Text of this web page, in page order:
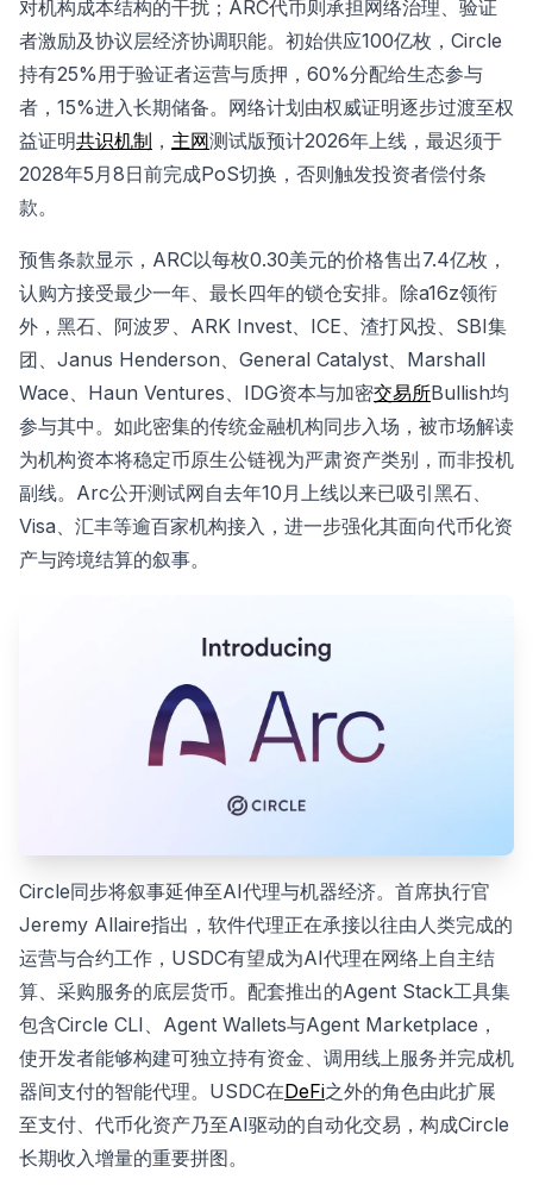
对机构成本结构的干扰；ARC代币则承担网络治理、验证
者激励及协议层经济协调职能。初始供应100亿枚，Circle
持有25%用于验证者运营与质押，60%分配给生态参与
者，15%进入长期储备。网络计划由权威证明逐步过渡至权
益证明共识机制 ， 主网测试版预计2026年上线，最迟须于
2028年5月8日前完成PoS切换，否则触发投资者偿付条
款。
预售条款显示，ARC以每枚0.30美元的价格售出7.4亿枚，
认购方接受最少一年、最长四年的锁仓安排。除a16z领衔
外，黑石、阿波罗、ARK Invest、ICE、渣打风投、SBI集
团、Janus Henderson、General Catalyst、Marshall
Wace、Haun Ventures、IDG资本与加密交易所Bullish均
参与其中。如此密集的传统金融机构同步入场，被市场解读
为机构资本将稳定币原生公链视为严肃资产类别，而非投机
副线。Arc公开测试网自去年10月上线以来已吸引黑石、
Visa、汇丰等逾百家机构接入，进一步强化其面向代币化资
产与跨境结算的叙事。
Circle同步将叙事延伸至AI代理与机器经济。首席执行官
Jeremy Allaire指出，软件代理正在承接以往由人类完成的
运营与合约工作，USDC有望成为AI代理在网络上自主结
算、采购服务的底层货币。配套推出的Agent Stack工具集
包含Circle CLI、Agent Wallets与Agent Marketplace，
使开发者能够构建可独立持有资金、调用线上服务并完成机
器间支付的智能代理。USDC在DeFi之外的角色由此扩展
至支付、代币化资产乃至AI驱动的自动化交易，构成Circle
长期收入增量的重要拼图。